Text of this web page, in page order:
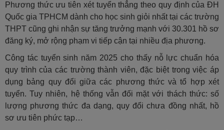
Phương thức ưu tiên xét tuyển thẳng theo quy định của ĐH
Quốc gia TPHCM dành cho học sinh giỏi nhất tại các trường
THPT cũng ghi nhận sự tăng trưởng mạnh với 30.301 hồ sơ
đăng ký, mở rộng phạm vi tiếp cận tại nhiều địa phương.
Công tác tuyển sinh năm 2025 cho thấy nỗ lực chuẩn hóa
quy trình của các trường thành viên, đặc biệt trong việc áp
dụng bảng quy đổi giữa các phương thức và tổ hợp xét
tuyển. Tuy nhiên, hệ thống vẫn đối mặt với thách thức: số
lượng phương thức đa dạng, quy đổi chưa đồng nhất, hồ
sơ ưu tiên phức tạp…